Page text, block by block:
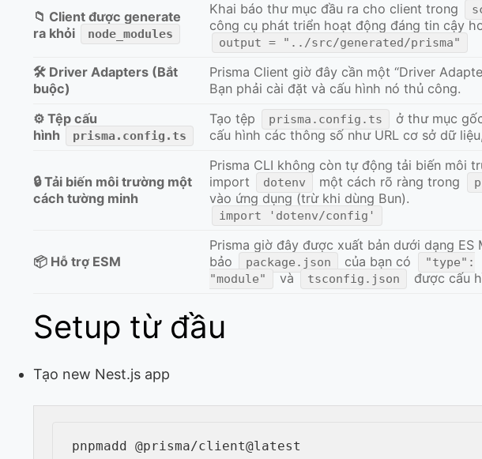
📁 Client được generate
ra khỏi
node_modules
Khai báo thư mục đầu ra cho client trong
công cụ phát triển hoạt động đáng tin cậy
output = "../src/generated/prisma"
🛠️ Driver Adapters (Bắt
buộc)
Prisma Client giờ đây cần một “Driver
Bạn phải cài đặt và cấu hình nó thủ công.
⚙️ Tệp cấu
hình
prisma.config.ts
Tạo tệp prisma.config.ts
ở thư mục
cấu hình các thông số như URL cơ sở dữ
🔒 Tải biến môi trường một
cách tường minh
Prisma CLI không còn tự động tải biến môi
import
dotenv một cách rõ ràng trong
vào ứng dụng (trừ khi dùng Bun).
import 'dotenv/config'
📦 Hỗ trợ ESM
Prisma giờ đây được xuất bản dưới dạng ES
bảo
package.json của bạn có
"type":
"module"
và tsconfig.json được cấu
Setup từ đầu
Tạo new Nest.js app
pnpmadd